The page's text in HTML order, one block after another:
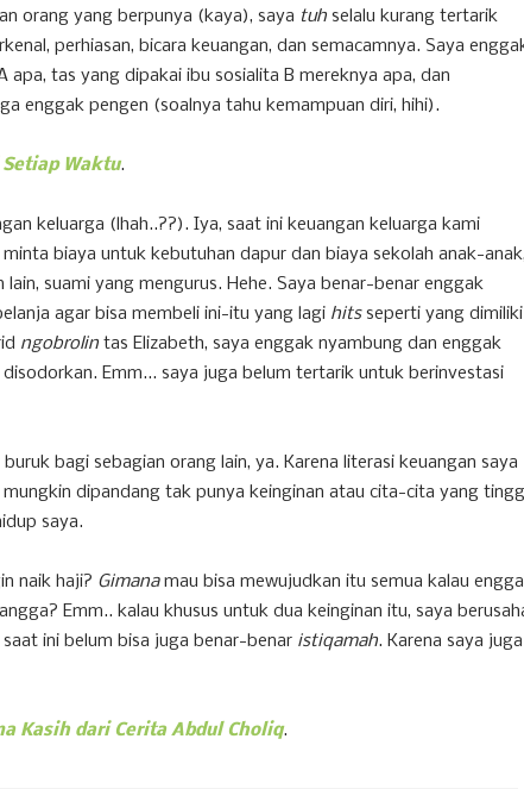
orang yang berpunya (kaya), saya tuh selalu kurang tertarik
perhiasan, bicara keuangan, dan semacamnya. Saya
apa, tas yang dipakai ibu sosialita B mereknya apa, dan
enggak pengen (soalnya tahu kemampuan diri, hihi).
Waktu.
keluarga (lhah..??). Iya, saat ini keuangan keluarga kami
biaya untuk kebutuhan dapur dan biaya sekolah anak-anak,
suami yang mengurus. Hehe. Saya benar-benar enggak
agar bisa membeli ini-itu yang lagi hitsseperti yang dimiliki
ngobrolin tas Elizabeth, saya enggak nyambung dan enggak
Emm... saya juga belum tertarik untuk berinvestasi
bagi sebagian orang lain, ya. Karena literasi keuangan saya
dipandang tak punya keinginan atau cita-cita yang
saya.
naik haji? Gimanamau bisa mewujudkan itu semua kalau
Emm.. kalau khusus untuk dua keinginan itu, saya
ini belum bisa juga benar-benar istiqamah. Karena saya juga
Kasih dari Cerita Abdul Choliq.